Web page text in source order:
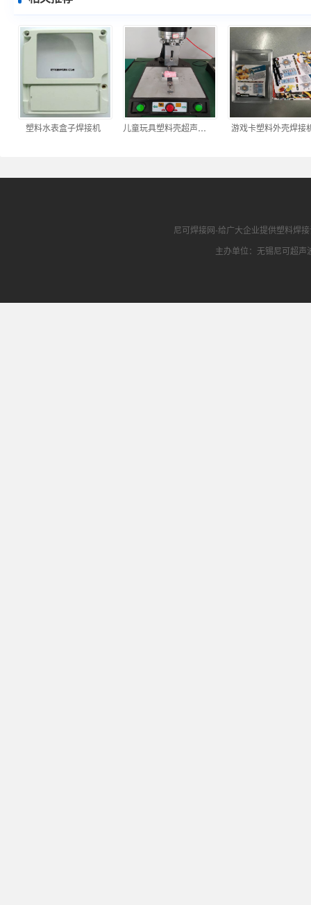
塑料水表盒子焊接机 儿童玩具塑料壳超声波焊接机 游戏卡塑料外壳焊接机
尼可焊接网-给广大企业提供塑料焊
主办单位：无锡尼可超